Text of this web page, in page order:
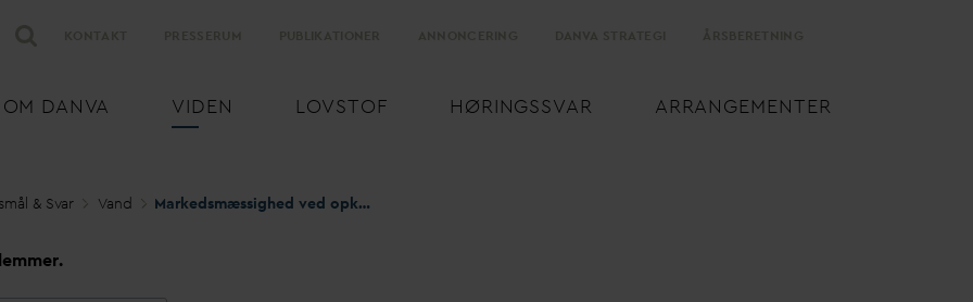
OM DANVA VIDEN LOVSTOF HØRINGSSVAR ARRANGEMENTER
& Svar Vand Markedsmæssighed ved opkrævningsgebyrer for statslig